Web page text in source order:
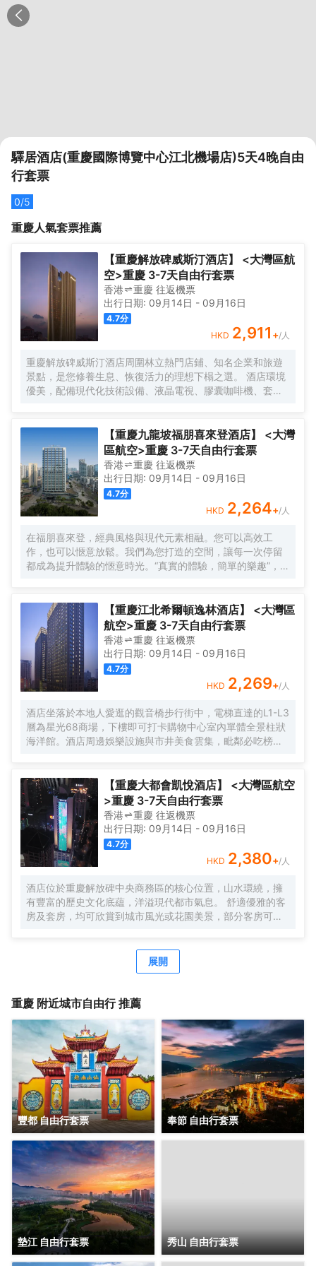
驛居酒店(重慶國際博覽中心江北機場店)5天4晚自由
行套票
0/5
重慶人氣套票推薦
【重慶解放碑威斯汀酒店】 <大灣區航
空>重慶 3-7天自由行套票
香港 重慶 往返機票
出行日期: 09月14日 - 09月16日
4.7分
HKD 2,911 +/人
重慶解放碑威斯汀酒店周圍林立熱門店鋪、知名企業和旅遊
景點，是您修養生息、恢復活力的理想下榻之選。 酒店環境
優美，配備現代化技術設備、液晶電視、膠囊咖啡機、套房
【重慶九龍坡福朋喜來登酒店】 <大灣
區航空>重慶 3-7天自由行套票
香港 重慶 往返機票
出行日期: 09月14日 - 09月16日
4.7分
HKD 2,264+/人
在福朋喜來登，經典風格與現代元素相融。您可以高效工
作，也可以愜意放鬆。我們為您打造的空間，讓每一次停留
都成為提升體驗的愜意時光。“真實的體驗，簡單的樂趣”，強
【重慶江北希爾頓逸林酒店】 <大灣區
航空>重慶 3-7天自由行套票
香港 重慶 往返機票
出行日期: 09月14日 - 09月16日
4.7分
HKD 2,269+/人
酒店坐落於本地人愛逛的觀音橋步行街中，電梯直達的L1-L3
層為星光68商場，下樓即可打卡購物中心室內單體全景柱狀
海洋館。酒店周邊娛樂設施與市井美食雲集，毗鄰必吃榜叁
謐下榻之選，亦可同時感受本地市井與時尚都會的穿越樂
趣。
【重慶大都會凱悅酒店】 <大灣區航空
>重慶 3-7天自由行套票
香港 重慶 往返機票
出行日期: 09月14日 - 09月16日
4.7分
HKD 2,380+/人
酒店位於重慶解放碑中央商務區的核心位置，山水環繞，擁
有豐富的歷史文化底藴，洋溢現代都市氣息。 舒適優雅的客
房及套房，均可欣賞到城市風光或花園美景，部分客房可俯
議空間及1,000平米戶外屋頂花園步道，綠徑通幽，適合舉辦
展開
重慶 附近城市自由行 推薦
豐都 自由行套票 奉節 自由行套票
墊江 自由行套票 秀山 自由行套票